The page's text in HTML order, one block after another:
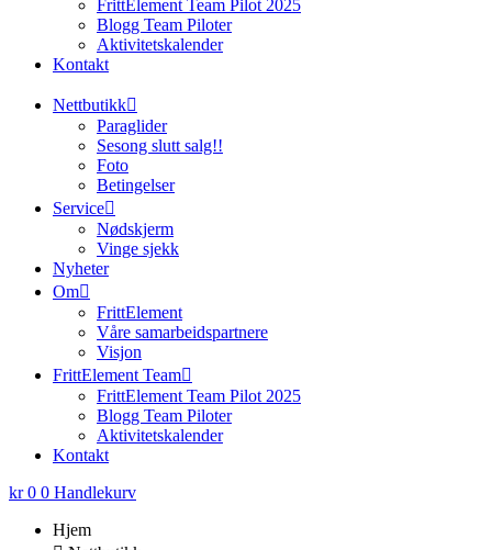
FrittElement Team Pilot 2025
Blogg Team Piloter
Aktivitetskalender
Kontakt
Nettbutikk
Paraglider
Sesong slutt salg!!
Foto
Betingelser
Service
Nødskjerm
Vinge sjekk
Nyheter
Om
FrittElement
Våre samarbeidspartnere
Visjon
FrittElement Team
FrittElement Team Pilot 2025
Blogg Team Piloter
Aktivitetskalender
Kontakt
kr0 0 Handlekurv
Hjem